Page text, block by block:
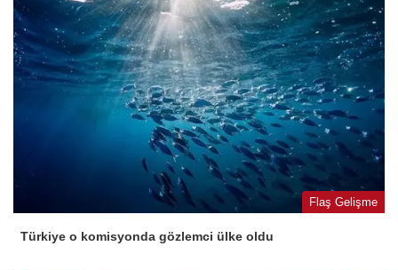
Flaş Gelişme
Türkiye o komisyonda gözlemci ülke oldu